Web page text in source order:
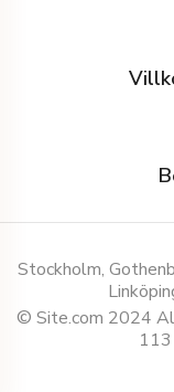
Stockholm,
© Site.com 2024